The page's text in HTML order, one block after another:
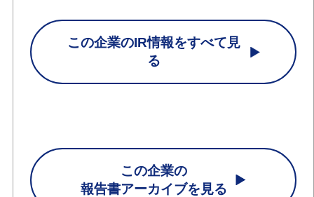
この企業のIR情報をすべて見
る
この企業の
報告書アーカイブを見る